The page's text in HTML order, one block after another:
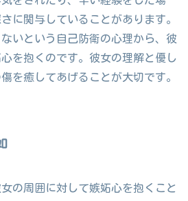
に関与していることがあります。
いという自己防衛の心理から、彼
を抱くのです。彼女の理解と優し
を癒してあげることが大切です。
の周囲に対して嫉妬心を抱くこと